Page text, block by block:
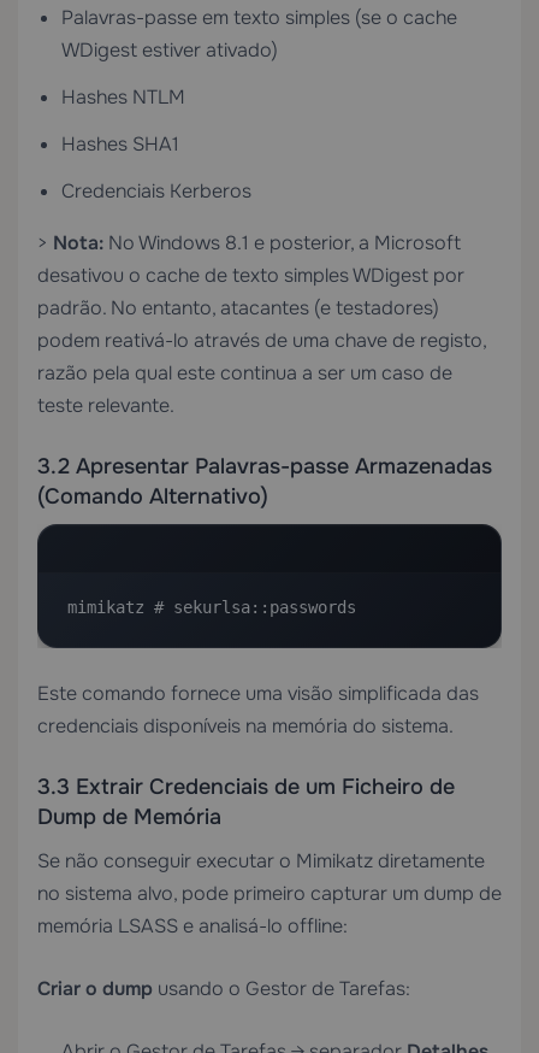
Palavras-passe em texto simples (se o cache
WDigest estiver ativado)
Hashes NTLM
Hashes SHA1
Credenciais Kerberos
> Nota: No Windows 8.1 e posterior, a Microsoft
desativou o cache de texto simples WDigest por
padrão. No entanto, atacantes (e testadores)
podem reativá-lo através de uma chave de registo,
razão pela qual este continua a ser um caso de
teste relevante.
3.2 Apresentar Palavras-passe Armazenadas
(Comando Alternativo)
mimikatz # sekurlsa::passwords
Este comando fornece uma visão simplificada das
credenciais disponíveis na memória do sistema.
3.3 Extrair Credenciais de um Ficheiro de
Dump de Memória
Se não conseguir executar o Mimikatz diretamente
no sistema alvo, pode primeiro capturar um dump de
memória LSASS e analisá-lo offline:
Criar o dump usando o Gestor de Tarefas: